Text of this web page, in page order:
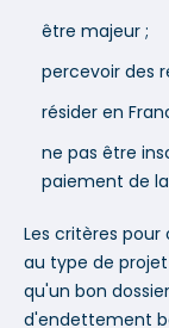
être majeur ;
percevoir des
résider en
ne pas être
paiement de
Les critères
au type de
qu'un bon
d'endettement